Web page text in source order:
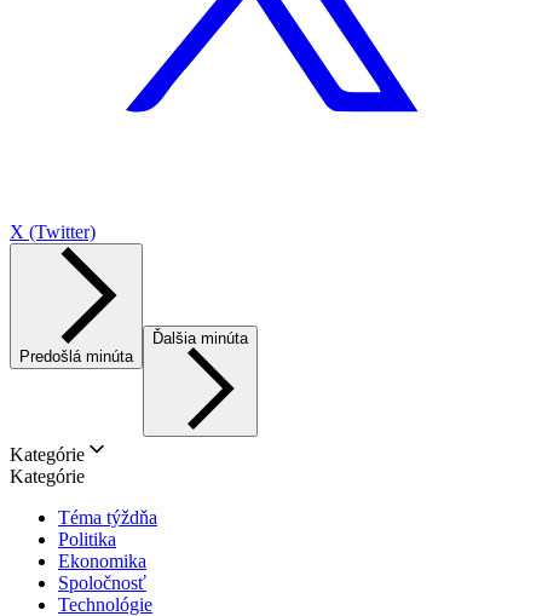
X (Twitter)
Predošlá minúta
Ďalšia minúta
Kategórie
Kategórie
Téma týždňa
Politika
Ekonomika
Spoločnosť
Technológie